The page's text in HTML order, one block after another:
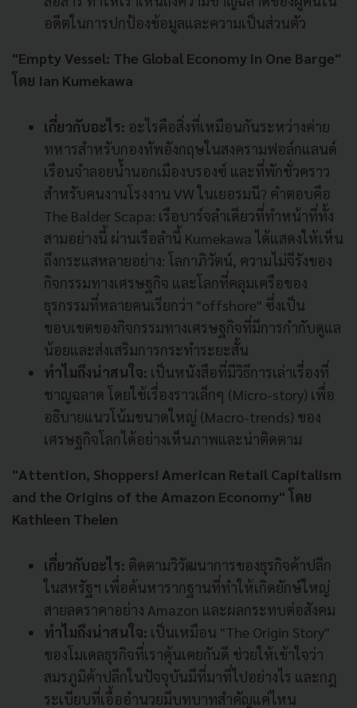
อดีตในการปกป้องข้อมูลและความเป็นส่วนตัว
"Empty Vessel: The Global Economy in One Barge"
โดย Ian Kumekawa
เกี่ยวกับอะไร: อะไรคือสิ่งที่เหมือนกันระหว่างค่าย
ทหารสำหรับกองทัพอังกฤษในสงครามฟอล์กแลนด์
เรือนจำลอยน้ำนอกเมืองบรองซ์ และที่พักชั่วคราว
สำหรับคนงานโรงงาน VW ในเยอรมนี? คำตอบคือ
The Balder Scapa: เรือบาร์จลำเดียวที่ทำหน้าที่ทั้ง
สามอย่างนี้ ผ่านเรือลำนี้ Kumekawa ได้แสดงให้เห็น
ถึงกระแสหลายอย่าง: โลกาภิวัตน์, ความไม่จีรังของ
กิจกรรมทางเศรษฐกิจ และโลกที่คลุมเครือของ
ธุรกรรมที่หลายคนเรียกว่า "offshore" ซึ่งเป็น
ขอบเขตของกิจกรรมทางเศรษฐกิจที่มีการกำกับดูแล
น้อยและส่งเสริมการกระทำระยะสั้น
ทำไมถึงน่าสนใจ: เป็นหนังสือที่มีวิธีการเล่าเรื่องที่
ชาญฉลาด โดยใช้เรื่องราวเล็กๆ (Micro-story) เพื่อ
อธิบายแนวโน้มขนาดใหญ่ (Macro-trends) ของ
เศรษฐกิจโลกได้อย่างเห็นภาพและน่าติดตาม
"Attention, Shoppers! American Retail Capitalism
and the Origins of the Amazon Economy" โดย
Kathleen Thelen
เกี่ยวกับอะไร: ติดตามวิวัฒนาการของธุรกิจค้าปลีก
ในสหรัฐฯ เพื่อค้นหารากฐานที่ทำให้เกิดยักษ์ใหญ่
สายลดราคาอย่าง Amazon และผลกระทบต่อสังคม
ทำไมถึงน่าสนใจ: เป็นเหมือน "The Origin Story"
ของโมเดลธุรกิจที่เราคุ้นเคยกันดี ช่วยให้เข้าใจว่า
สมรภูมิค้าปลีกในปัจจุบันมีที่มาที่ไปอย่างไร และกฎ
ระเบียบที่เอื้ออำนวยมีบทบาทสำคัญแค่ไหน